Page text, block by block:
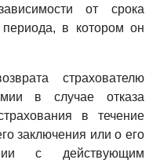
от срока
периода, в котором он
страхователю
в случае отказа
в течение
заключения или о его
с действующим